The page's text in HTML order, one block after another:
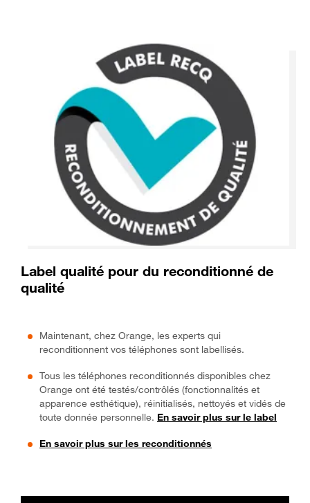
Label qualité pour du reconditionné de
qualité
Maintenant, chez Orange, les experts qui
reconditionnent vos téléphones sont labellisés.
Tous les téléphones reconditionnés disponibles chez
Orange ont été testés/contrôlés (fonctionnalités et
apparence esthétique), réinitialisés, nettoyés et vidés de
toute donnée personnelle. En savoir plus sur le label
En savoir plus sur les reconditionnés